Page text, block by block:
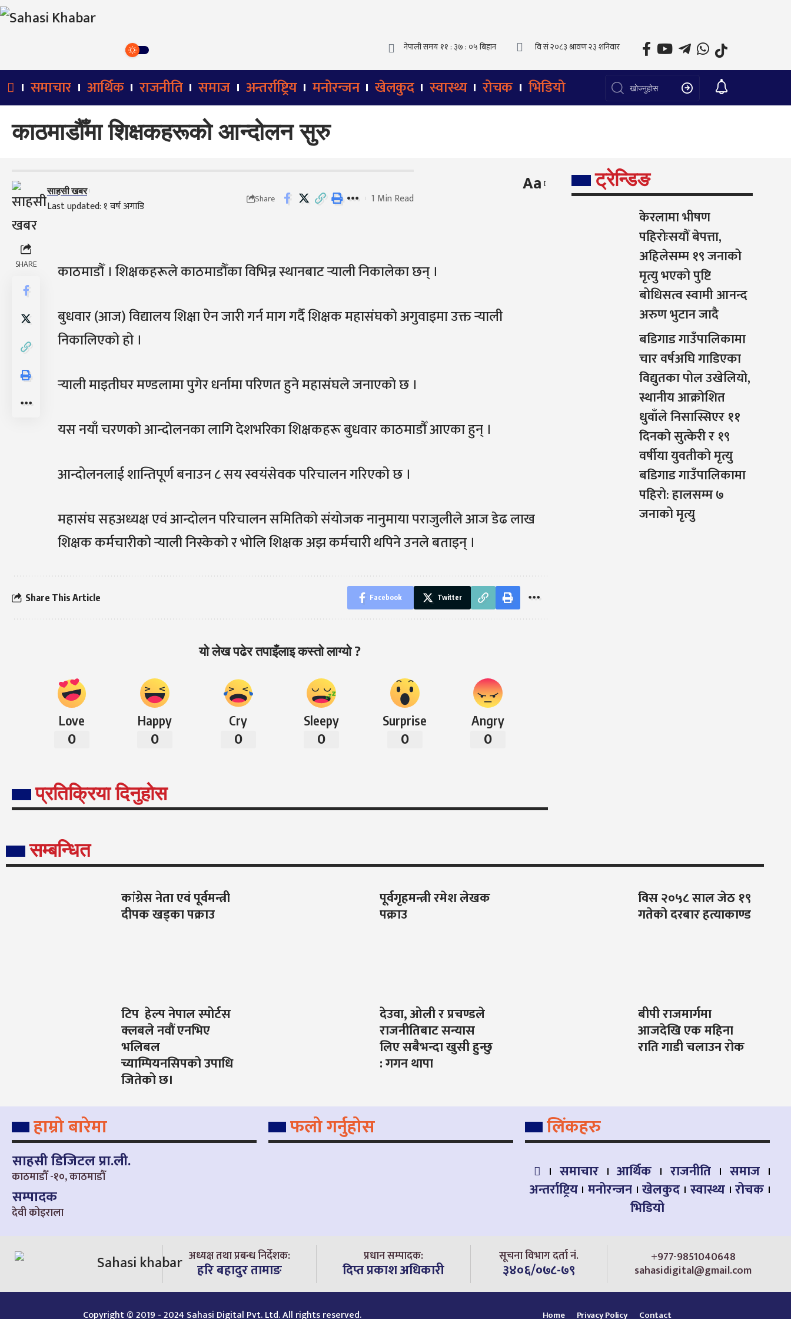
समाचार आर्थिक राजनीति समाज अन्तर्राष्ट्रिय मनोरन्जन खेलकुद स्वास्थ्य रोचक भिडियो
काठमाडौँमा शिक्षकहरूको आन्दोलन सुरु
Last updated: १ वर्ष अगाडि
साहसी खबर
Share 1 Min Read
Aa
SHARE
काठमाडौँ । शिक्षकहरूले काठमाडौँका विभिन्न स्थानबाट र्‍याली निकालेका छन् ।
बुधवार (आज) विद्यालय शिक्षा ऐन जारी गर्न माग गर्दै शिक्षक महासंघको अगुवाइमा उक्त र्‍याली
निकालिएको हो ।
र्‍याली माइतीघर मण्डलामा पुगेर धर्नामा परिणत हुने महासंघले जनाएको छ ।
यस नयाँ चरणको आन्दोलनका लागि देशभरिका शिक्षकहरू बुधवार काठमाडौँ आएका हुन् ।
आन्दोलनलाई शान्तिपूर्ण बनाउन ८ सय स्वयंसेवक परिचालन गरिएको छ ।
महासंघ सहअध्यक्ष एवं आन्दोलन परिचालन समितिको संयोजक नानुमाया पराजुलीले आज डेढ लाख
शिक्षक कर्मचारीको र्‍याली निस्केको र भोलि शिक्षक अझ कर्मचारी थपिने उनले बताइन् ।
Share This Article Facebook Twitter
यो लेख पढेर तपाइँलाइ कस्तो लाग्यो ?
Love
0
Happy
0
Cry
0
Sleepy
0
Surprise
0
Angry
0
प्रतिक्रिया दिनुहोस
ट्रेन्डिङ
केरलामा भीषण
पहिरोःसयौँ बेपत्ता,
अहिलेसम्म १९ जनाको
मृत्यु भएको पुष्टि
बोधिसत्व स्वामी आनन्द
अरुण भुटान जादै
बडिगाड गाउँपालिकामा
चार वर्षअघि गाडिएका
विद्युतका पोल उखेलियो,
स्थानीय आक्रोशित
धुवाँले निसास्सिएर ११
दिनको सुत्केरी र १९
वर्षीया युवतीको मृत्यु
बडिगाड गाउँपालिकामा
पहिरो: हालसम्म ७
जनाको मृत्यु
सम्बन्धित
कांग्रेस नेता एवं पूर्वमन्त्री
दीपक खड्का पक्राउ
पूर्वगृहमन्त्री रमेश लेखक
पक्राउ
विस २०५८ साल जेठ १९
गतेको दरबार हत्याकाण्ड
टिप हेल्प नेपाल स्पोर्टस
क्लबले नवौं एनभिए
भलिबल
च्याम्पियनसिपको उपाधि
जितेको छ।
देउवा, ओली र प्रचण्डले
राजनीतिबाट सन्यास
लिए सबैभन्दा खुसी हुन्छु
: गगन थापा
बीपी राजमार्गमा
आजदेखि एक महिना
राति गाडी चलाउन रोक
हाम्रो बारेमा
साहसी डिजिटल प्रा.ली.
काठमाडौँ -१०, काठमाडौँ
सम्पादक
देवी कोइराला
फलो गर्नुहोस लिंकहरु
समाचार आर्थिक राजनीति
समाज
अन्तर्राष्ट्रिय मनोरन्जन खेलकुद स्वास्थ्य रोचक
भिडियो
अध्यक्ष तथा प्रबन्ध निर्देशक:
हरि बहादुर तामाङ
प्रधान सम्पादक:
दिप्त प्रकाश अधिकारी
सूचना विभाग दर्ता नं.
३४०६/०७८-७९
+977-9851040648
sahasidigital@gmail.com
Copyright © 2019 - 2024 Sahasi Digital Pvt. Ltd. All rights reserved. Home Privacy Policy Contact